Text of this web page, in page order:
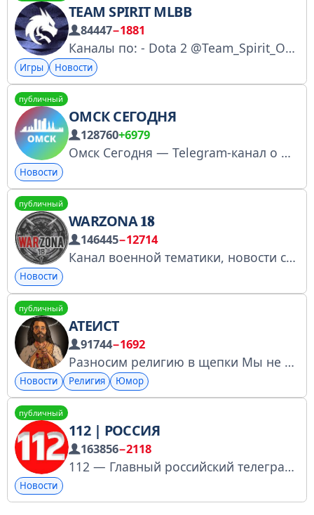
TEAM SPIRIT MLBB
84447−1881
Каналы по: - Dota 2 @Team_Spirit_Official - CS2 @TSpiritCS - Chess @TSpiritChess BetBoom — титульный партнер Team Spirit. Фрибет до 10 000 новым пользователям: https://betboom.ru/link/Js3h90/ По вопросам разбана — @team_spirit_admin
Игры Новости
публичный
ОМСК СЕГОДНЯ
128760+6979
Омск Сегодня — Telegram-канал о жизни города. Новости, события, пробки, погода, происшествия. Всё самое важное — кратко, по делу, каждый день. Реклама: @reklaman Для связи: @ulitinaeka
Новости
публичный
WARZONA 𝟏𝟖
146445−12714
Канал военной тематики, новости события: Сотрудничество : @Xeomers и @East13TG Данный канал НЕ ПРИЗЫВАЕТ никого ни к каким действиям. ИНФОРМАЦИЯ в данном канале может быть неточная!
Новости
публичный
АТЕИСТ
91744−1692
Разносим религию в щепки Мы не пытаемся оскорбить ничьих чувств. Верьте во что хотите. Сотрудничество: @alexandr_ivanov17 Чат: https://t.me/+k6wVyg078zplNjVi
Новости Религия Юмор
публичный
112 | РОССИЯ
163856−2118
112 — Главный российский телеграм-канал о происшествиях. Реклама: @yulya_admin @apmatupa_adm Прислать новость: https://t.me/novosti_112rossiya?direct *Ответственность за рекламу несет рекламодатель
Новости